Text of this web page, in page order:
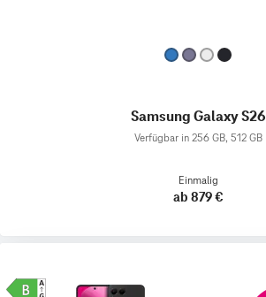
Samsung Galaxy S26
Verfügbar in 256 GB, 512 GB
Einmalig
ab 879 €